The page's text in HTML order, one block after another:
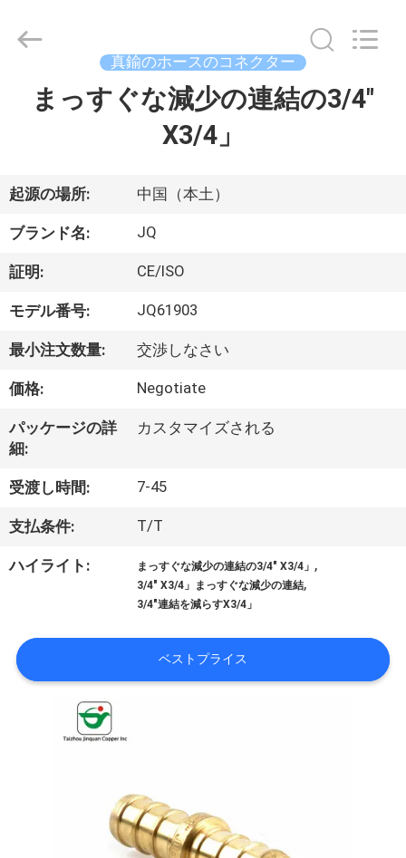
ロ
ダ
ク
ト
達
に
つ
い
場
旅
2026
真鍮のホースのコネクター
まっすぐな減少の連結の3/4"
X3/4」
起源の場所: 中国（本土）
ブランド名: JQ
証明: CE/ISO
モデル番号: JQ61903
最小注文数量: 交渉しなさい
価格: Negotiate
パッケージの詳
細:
カスタマイズされる
受渡し時間: 7-45
支払条件: T/T
ハイライト: まっすぐな減少の連結の3/4" X3/4」 ,
3/4" X3/4」まっすぐな減少の連結,
3/4"連結を減らすX3/4」
ベストプライス